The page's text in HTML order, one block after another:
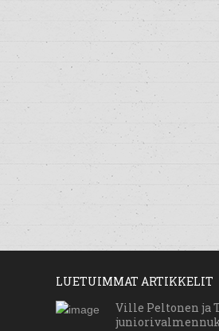
LUETUIMMAT ARTIKKELIT
Ville Peltonen ja